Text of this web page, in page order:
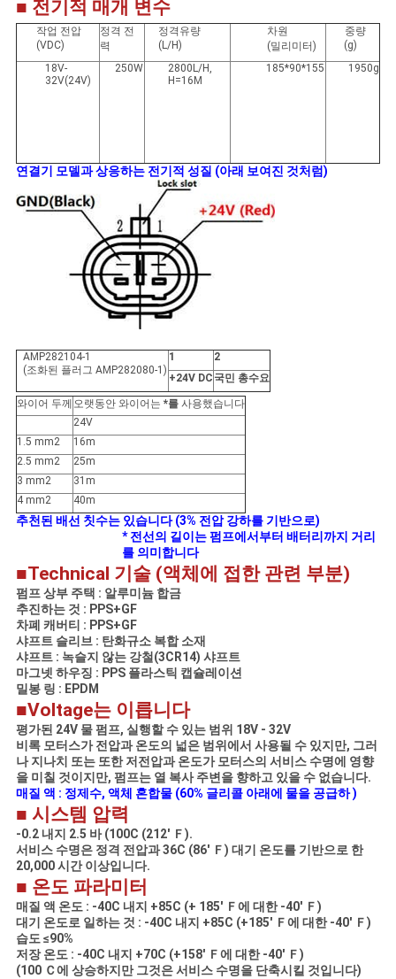
■ 전기적 매개 변수
작업 전압
(VDC)
정격 전
력
정격유량
(L/H)
차원
(밀리미터)
중량
(g)
18V-
32V(24V)
250W
2800L/H,
H=16M
185*90*155 1950g
연결기 모델과 상응하는 전기적 성질 (아래 보여진 것처럼)
AMP282104-1
(조화된 플러그 AMP282080-1)
1
2
+24V DC 국민 총수요
와이어 두께 오랫동안 와이어는 *를사용했습니다
24V
1.5 mm2
16m
2.5 mm2
25m
3 mm2
31m
4 mm2
40m
추천된 배선 칫수는 있습니다 (3% 전압 강하를 기반으로)
* 전선의 길이는 펌프에서부터 배터리까지 거리
를 의미합니다
■Technical 기술 (액체에 접한 관련 부분)
펌프 상부 주택 : 알루미늄 합금
추진하는 것 : PPS+GF
차폐 캐버티 : PPS+GF
샤프트 슬리브 : 탄화규소 복합 소재
샤프트 : 녹슬지 않는 강철(3CR14) 샤프트
마그넷 하우징 : PPS 플라스틱 캡슐레이션
밀봉 링 : EPDM
■Voltage는 이릅니다
평가된 24V 물 펌프, 실행할 수 있는 범위 18V - 32V
비록 모터스가 전압과 온도의 넓은 범위에서 사용될 수 있지만, 그러
나 지나치 또는 또한 저전압과 온도가 모터스의 서비스 수명에 영향
을 미칠 것이지만, 펌프는 열 복사 주변을 향하고 있을 수 없습니다.
매질 액 : 정제수, 액체 혼합물 (60% 글리콜 아래에 물을 공급하 )
■ 시스템 압력
-0.2 내지 2.5 바 (100C (212' Ｆ).
서비스 수명은 정격 전압과 36C (86' Ｆ) 대기 온도를 기반으로 한
20,000 시간 이상입니다.
■ 온도 파라미터
매질 액 온도 : -40C 내지 +85C (+ 185' Ｆ에 대한 -40' Ｆ)
대기 온도로 일하는 것 : -40C 내지 +85C (+185' Ｆ에 대한 -40' Ｆ)
습도 ≤90%
저장 온도 : -40C 내지 +70C (+158' Ｆ에 대한 -40' Ｆ)
(100 Ｃ에 상승하지만 그것은 서비스 수명을 단축시킬 것입니다)